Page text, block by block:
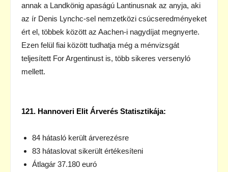
annak a Landkönig apaságú Lantinusnak az anyja, aki
az ír Denis Lynchc-sel nemzetközi csúcseredményeket
ért el, többek között az Aachen-i nagydíjat megnyerte.
Ezen felül fiai között tudhatja még a ménvizsgát
teljesített For Argentinust is, több sikeres versenyló
mellett.
121. Hannoveri Elit Árverés Statisztikája:
84 hátasló került árverezésre
83 hátaslovat sikerült értékesíteni
Átlagár 37.180 euró